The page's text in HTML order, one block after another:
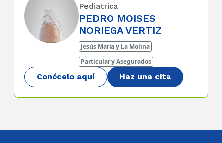
Pediatrica
PEDRO MOISES
NORIEGA VERTIZ
Jesús Maria y La Molina
Particular y Asegurados
Conócelo aquí Haz una cita